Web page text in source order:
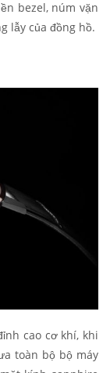
bezel, núm vặn
lẫy của đồng hồ.
cao cơ khí, khi
toàn bộ bộ máy